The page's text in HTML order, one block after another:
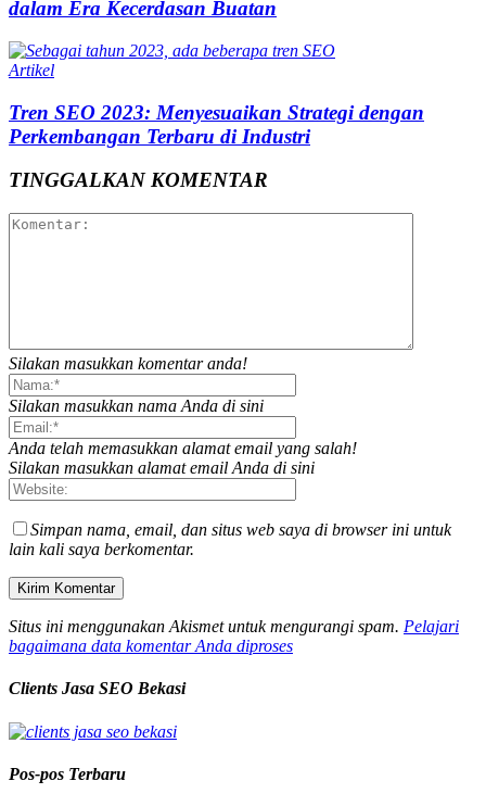
dalam Era Kecerdasan Buatan
Artikel
Tren SEO 2023: Menyesuaikan Strategi dengan
Perkembangan Terbaru di Industri
TINGGALKAN KOMENTAR
Silakan masukkan komentar anda!
Silakan masukkan nama Anda di sini
Anda telah memasukkan alamat email yang salah!
Silakan masukkan alamat email Anda di sini
Simpan nama, email, dan situs web saya di browser ini untuk
lain kali saya berkomentar.
Situs ini menggunakan Akismet untuk mengurangi spam. Pelajari
bagaimana data komentar Anda diproses
Clients Jasa SEO Bekasi
Pos-pos Terbaru